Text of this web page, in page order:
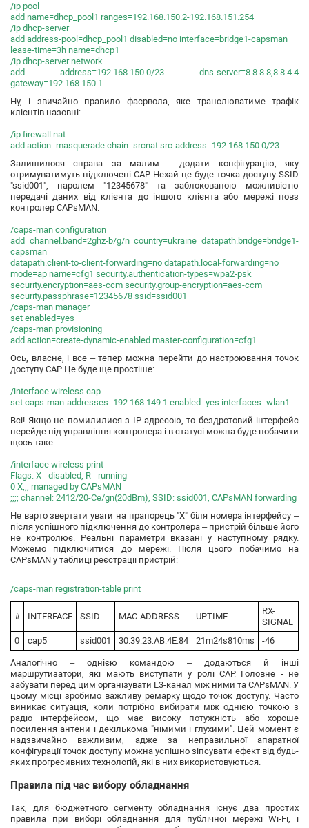
/ip pool
add name=dhcp_pool1 ranges=192.168.150.2-192.168.151.254
/ip dhcp-server
add address-pool=dhcp_pool1 disabled=no interface=bridge1-capsman
lease-time=3h name=dhcp1
/ip dhcp-server network
add address=192.168.150.0/23 dns-server=8.8.8.8,8.8.4.4
gateway=192.168.150.1
Ну, і звичайно правило фаєрвола, яке транслюватиме трафік
клієнтів назовні:
/ip firewall nat
add action=masquerade chain=srcnat src-address=192.168.150.0/23
Залишилося справа за малим - додати конфігурацію, яку
отримуватимуть підключені CAP. Нехай це буде точка доступу SSID
"ssid001", паролем "12345678" та заблокованою можливістю
передачі даних від клієнта до іншого клієнта або мережі повз
контролер CAPsMAN:
/caps-man configuration
add channel.band=2ghz-b/g/n country=ukraine datapath.bridge=bridge1-
capsman
datapath.client-to-client-forwarding=no datapath.local-forwarding=no
mode=ap name=cfg1 security.authentication-types=wpa2-psk
security.encryption=aes-ccm security.group-encryption=aes-ccm
security.passphrase=12345678 ssid=ssid001
/caps-man manager
set enabled=yes
/caps-man provisioning
add action=create-dynamic-enabled master-configuration=cfg1
Ось, власне, і все – тепер можна перейти до настроювання точок
доступу CAP. Це буде ще простіше:
/interface wireless cap
set caps-man-addresses=192.168.149.1 enabled=yes interfaces=wlan1
Всі! Якщо не помилилися з IP-адресою, то бездротовий інтерфейс
перейде під управління контролера і в статусі можна буде побачити
щось таке:
/interface wireless print
Flags: X - disabled, R - running
0 X;;; managed by CAPsMAN
;;;; channel: 2412/20-Ce/gn(20dBm), SSID: ssid001, CAPsMAN forwarding
Не варто звертати уваги на прапорець "X" біля номера інтерфейсу –
після успішного підключення до контролера – пристрій більше його
не контролює. Реальні параметри вказані у наступному рядку.
Можемо підключитися до мережі. Після цього побачимо на
CAPsMAN у таблиці реєстрації пристрій:
/caps-man registration-table print
# INTERFACE SSID MAC-ADDRESS UPTIME
RX-
SIGNAL
0
cap5 ssid001 30:39:23:AB:4E:84 21m24s810ms -46
Аналогічно – однією командою – додаються й інші
маршрутизатори, які мають виступати у ролі CAP. Головне - не
забувати перед цим організувати L3-канал між ними та CAPsMAN. У
цьому місці зробимо важливу ремарку щодо точок доступу. Часто
виникає ситуація, коли потрібно вибирати між однією точкою з
радіо інтерфейсом, що має високу потужність або хороше
посилення антени і декількома "німими і глухими". Цей момент є
надзвичайно важливим, адже за неправильної апаратної
конфігурації точок доступу можна успішно зіпсувати ефект від будь-
яких прогресивних технологій, які в них використовуються.
Правила під час вибору обладнання
Так, для бюджетного сегменту обладнання існує два простих
правила при виборі обладнання для публічної мережі Wi-Fi, і